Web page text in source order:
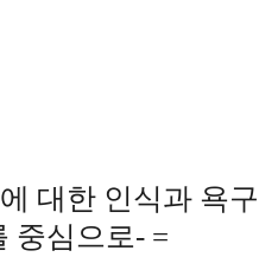
대한 인식과 욕구
중심으로- =